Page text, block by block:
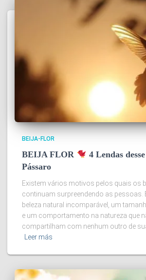
BEIJA-FLOR
BEIJA FLOR
4 Lendas
Pássaro
Existem vários motivos pelos quais os
continuam surpreendendo as pessoas.
beleza natural incomparável, um
e um comportamento na natureza que
compartilham com nenhum outro de
Leer más